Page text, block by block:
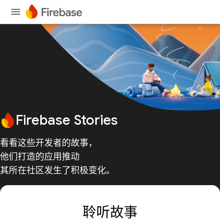
Firebase Stories
看看这些开发者的故事，
他们打造的应用推动
其所在社区发生了积极变化。
聆听故事